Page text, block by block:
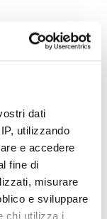
dati
utilizzando
e accedere
fine di
misurare
e sviluppare
chi utilizza i
altre opzioni!